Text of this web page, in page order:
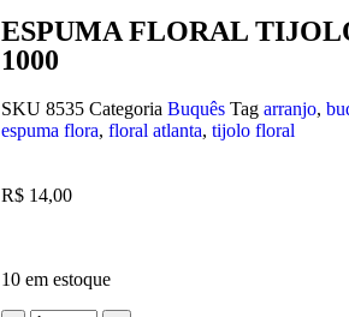
ESPUMA FLORAL
1000
SKU 8535 Categoria Buquês Tag arranjo,
espuma flora, floral atlanta, tijolo floral
R$14,00
10 em estoque